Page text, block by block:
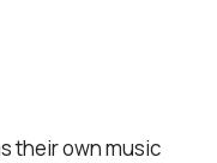
their own music